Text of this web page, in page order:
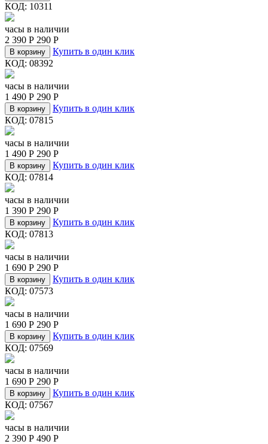
КОД: 10311
часы в наличии
2 390 Р 290 Р
В корзину
Купить в один клик
КОД: 08392
часы в наличии
1 490 Р 290 Р
В корзину
Купить в один клик
КОД: 07815
часы в наличии
1 490 Р 290 Р
В корзину
Купить в один клик
КОД: 07814
часы в наличии
1 390 Р 290 Р
В корзину
Купить в один клик
КОД: 07813
часы в наличии
1 690 Р 290 Р
В корзину
Купить в один клик
КОД: 07573
часы в наличии
1 690 Р 290 Р
В корзину
Купить в один клик
КОД: 07569
часы в наличии
1 690 Р 290 Р
В корзину
Купить в один клик
КОД: 07567
часы в наличии
2 390 Р 490 Р